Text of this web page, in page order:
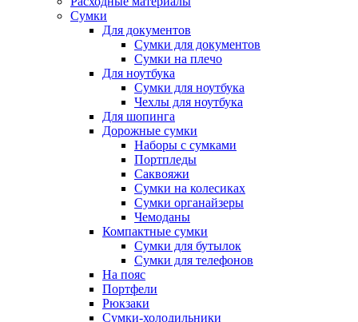
Сумки
Для документов
Сумки для документов
Сумки на плечо
Для ноутбука
Сумки для ноутбука
Чехлы для ноутбука
Для шопинга
Дорожные сумки
Наборы с сумками
Портпледы
Саквояжи
Сумки на колесиках
Сумки органайзеры
Чемоданы
Компактные сумки
Сумки для бутылок
Сумки для телефонов
На пояс
Портфели
Рюкзаки
Сумки-холодильники